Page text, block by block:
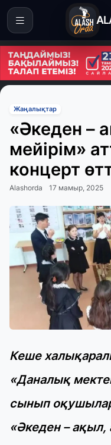
Жаңалықтар
«Әкеден –
мейірім»
концерт
Alashorda 17 мамыр, 2025
Кеше
«Даналық
сынып
«Әкеден – ақыл,